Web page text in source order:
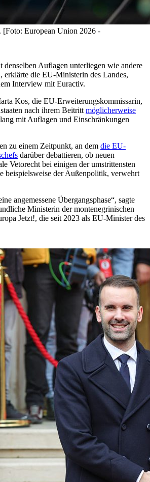
[Foto: European Union 2026 -
denselben Auflagen unterliegen wie andere
erklärte die EU-Ministerin des Landes,
Interview mit Euractiv.
Kos, die EU-Erweiterungskommissarin,
nach ihrem Beitritt möglicherweise
mit Auflagen und Einschränkungen
zu einem Zeitpunkt, an dem die EU-
darüber debattieren, ob neuen
Vetorecht bei einigen der umstrittensten
beispielsweise der Außenpolitik, verwehrt
angemessene Übergangsphase“, sagte
Ministerin der montenegrinischen
Jetzt!, die seit 2023 als EU-Minister des